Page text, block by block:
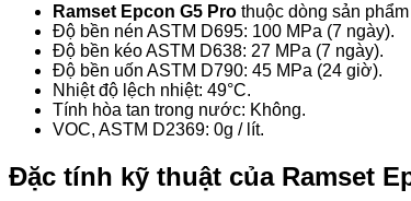
Ramset Epcon G5 Pro thuộc dòng sản
Độ bền nén ASTM D695: 100 MPa (7 ngày).
Độ bền kéo ASTM D638: 27 MPa (7 ngày).
Độ bền uốn ASTM D790: 45 MPa (24 giờ).
Nhiệt độ lệch nhiệt: 49°C.
Tính hòa tan trong nước: Không.
VOC, ASTM D2369: 0g / lít.
Đặc tính kỹ thuật của Ramset